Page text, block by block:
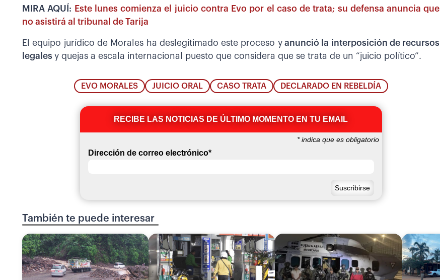
MIRA AQUÍ: Este lunes comienza el juicio contra Evo por el caso de trata; su defensa anuncia que
no asistirá al tribunal de Tarija
El equipo jurídico de Morales ha deslegitimado este proceso yanunció la interposición de recursos
legales y quejas a escala internacional puesto que considera que se trata de un “juicio político”.
EVO MORALES JUICIO ORAL CASO TRATA DECLARADO EN REBELDÍA
RECIBE LAS NOTICIAS DE ÚLTIMO MOMENTO EN TU EMAIL
*indica que es obligatorio
Dirección de correo electrónico*
También te puede interesar